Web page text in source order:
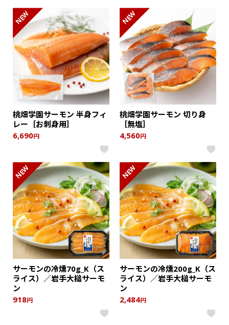
NEW
桃畑学園サーモン 半身フィ
レー［お刺身用］
6,690円
NEW
桃畑学園サーモン 切り身
［無塩］
4,560円
NEW
サーモンの冷燻70g_K（ス
ライス）／岩手大槌サーモ
ン
918円
NEW
サーモンの冷燻200g_K（ス
ライス）／岩手大槌サーモ
ン
2,484円